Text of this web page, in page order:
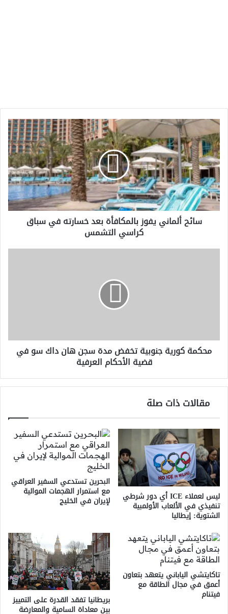
سائح
ألماني
يفوز
بالمكافأة
بعد
خسارته
في
سباق
كراسي
التشمسسائح ألماني يفوز بالمكافأة بعد خسارته في سباق
كراسي التشمس
سو
في
العرفية
محكمة كورية جنوبية تخفض مدة سجن هان داك سو في
قضية الأحكام العرفية
مقالات ذات صلة
البحرين تستدعي السفير العراقي
مع استمرار الهجمات الموالية
لإيران في الخليج ليس لعملاء ICE أي دور شرطي
تنفيذي في الألعاب الأولمبية
الشتوية: إيطاليا
بريطانيا تفقد القدرة على التمييز
بين معاداة السامية والمعارضة
تاكايتشي الياباني يتعهد بتعاون
أعمق في مجال الطاقة مع
فيتنام